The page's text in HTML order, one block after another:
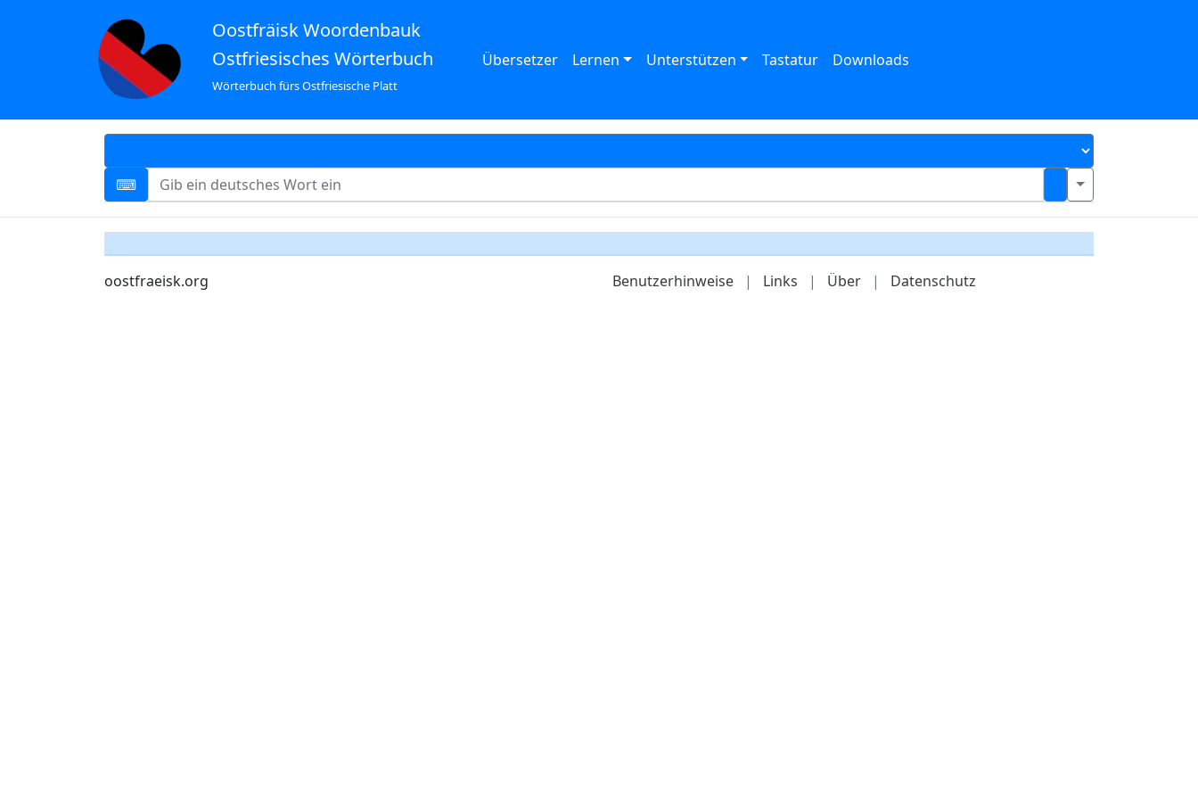
Oostfräisk Woordenbauk
Ostfriesisches Wörterbuch
Wörterbuch fürs Ostfriesische Platt
Übersetzer Lernen Unterstützen Tastatur Downloads
oostfraeisk.org Benutzerhinweise | Links | Über | Datenschutz